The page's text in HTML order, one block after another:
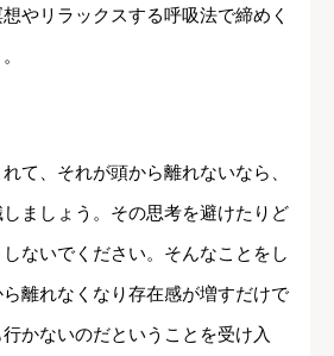
想やリラックスする呼吸法で締めく
て、それが頭から離れないなら、
ましょう。その思考を避けたりど
ないでください。そんなことをし
離れなくなり存在感が増すだけで
かないのだということを受け入